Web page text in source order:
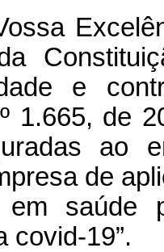
e
1.665, de
ao
de
em saúde
covid-19”.